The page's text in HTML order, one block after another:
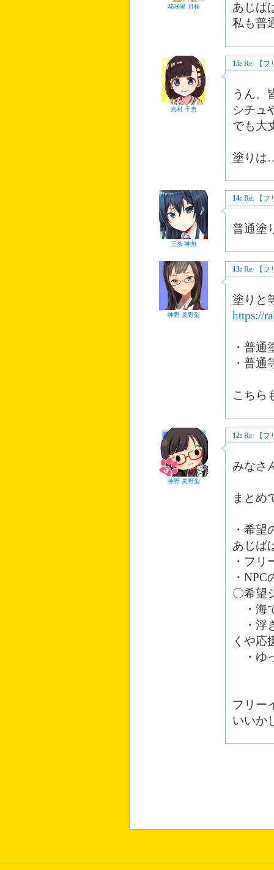
花咲里 月桂
あじぱ
私も普
光村 千恵
15: Re: 【フ
うん。
シチュ
でも大
塗りは
三条 神無
14: Re: 【フ
普通塗
神野 美野梨
13: Re: 【フ
塗りと
https://
・普通
・普通
こちら
神野 美野梨
12: Re: 【フ
みなさ
まとめ
・希望
あじば
・フリ
・
〇希望
・海
・浮
くや応
・ゆ
フリー
いいか